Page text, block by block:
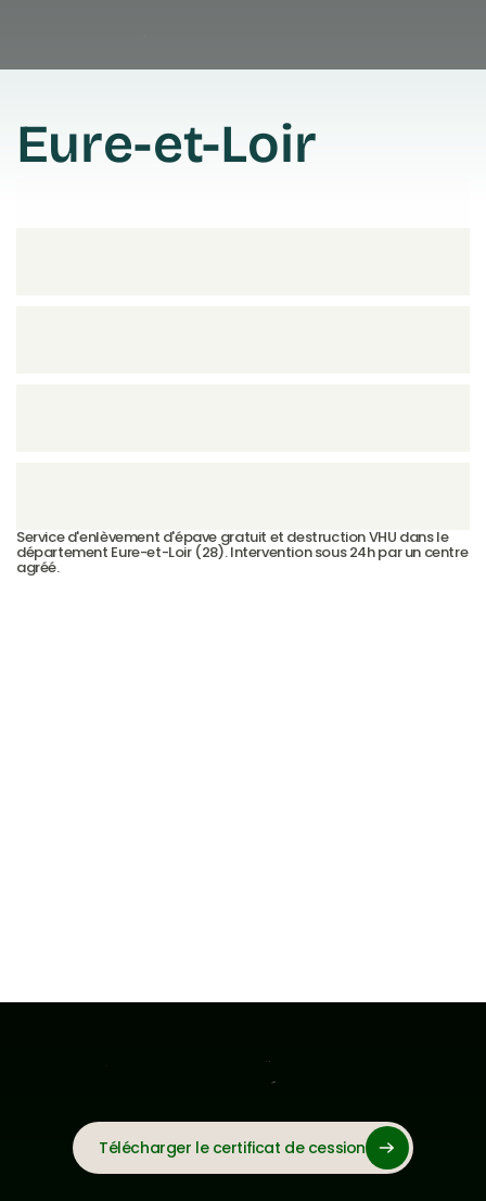
Eure-et-Loir
Service d'enlèvement d'épave gratuit et destruction VHU dans le
département Eure-et-Loir (28). Intervention sous 24h par un centre
agréé.
Télécharger le certificat de cession